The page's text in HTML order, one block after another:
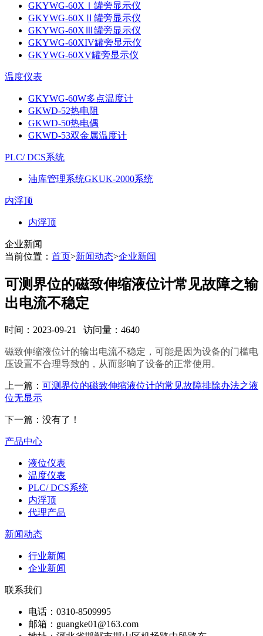
GKYWG-60XⅠ罐旁显示仪
GKYWG-60XⅡ罐旁显示仪
GKYWG-60XⅢ罐旁显示仪
GKYWG-60XIV罐旁显示仪
GKYWG-60XV罐旁显示仪
温度仪表
GKYWG-60W多点温度计
GKWD-52热电阻
GKWD-50热电偶
GKWD-53双金属温度计
PLC/ DCS系统
油库管理系统GKUK-2000系统
内浮顶
内浮顶
企业新闻
当前位置： 首页>新闻动态>企业新闻
可测界位的磁致伸缩液位计常见故障之输
出电流不稳定
时间：2023-09-21 访问量：4640
磁致伸缩液位计的输出电流不稳定，可能是因为设备的门槛电
压设置不合理导致的，从而影响了设备的正常使用。
上一篇： 可测界位的磁致伸缩液位计的常见故障排除办法之液
位无显示
下一篇：没有了！
产品中心
液位仪表
温度仪表
PLC/ DCS系统
内浮顶
代理产品
新闻动态
行业新闻
企业新闻
联系我们
电话：0310-8509995
邮箱：guangke01@163.com